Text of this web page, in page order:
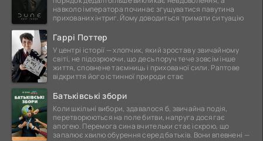
навколо імператора починає згущуватися павутина
прихованих інтриг. Йому доводиться тримати ситуацію
Гаррі Поттер
У центрі історії — хлопчик, який зростав у звичайному
світі, не підозрюючи, що десь поруч тече зовсім інше
життя, сповнене таємниць і прихованої сили. Раптове
відкриття його істинної природи стає
Батьківські збори
Коли шкільні вибори, здавалося б, звичайна подія,
перетворюються на поле битви, напруга досягає
апогею. Перемога сина вчительки стає іскрою, що
запалює хвилю обурення серед батьків. Вони впевнені —